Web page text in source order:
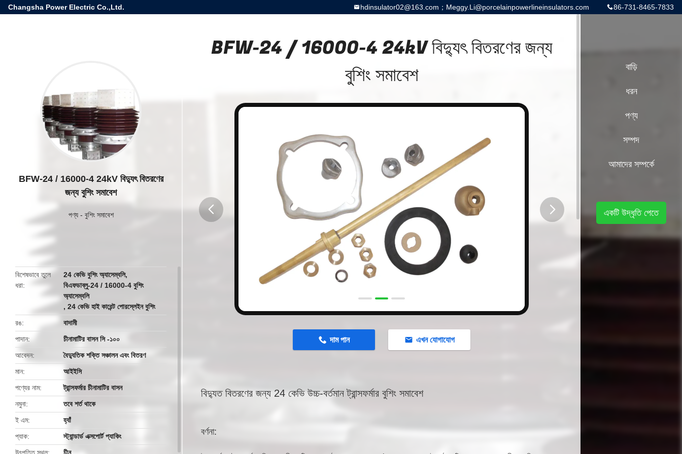
Changsha Power Electric Co.,Ltd. 86-731-8465-7833
hdinsulator02@163.com；Meggy.Li@porcelainpowerlineinsulators.com
BFW-24 / 16000-4 24kV বিদ্যুৎ বিতরণের
জন্য বুশিং সমাবেশ
পণ্য- বুশিং সমাবেশ
বিশেষভাবে তুলে
ধরা
24 কেভি বুশিং অ্যাসেম্বলি,
বিএফডাব্লু-24 / 16000-4 বুশিং
অ্যাসেম্বলি
,24 কেভি হাই কারেন্ট পোরস্লেইন বুশিং
রঙ
বাদামী
পাদান
চীনামাটির বাসন সি -১০০
আবেদন
বৈদ্যুতিক শক্তি সঞ্চালন এবং বিতরণ
মান
আইইসি
পণ্যের নাম
ট্রান্সফর্মার চীনামাটির বাসন
নমুনা
তবে শর্ত থাকে
ই এম
হ্যাঁ
প্যাক
স্ট্যান্ডার্ড এক্সপোর্ট প্যাকিং
BFW-24 / 16000-4 24kV বিদ্যুৎ বিতরণের জন্য
বুশিং সমাবেশ
দাম পান এখন যোগাযোগ
বিদ্যুত বিতরণের জন্য 24 কেভি উচ্চ-বর্তমান ট্রান্সফর্মার বুশিং সমাবেশ
বর্ণনা:
বাড়ি
ধরন
পণ্য
সম্পদ
আমাদের সম্পর্কে
একটি উদ্ধৃতি পেতে